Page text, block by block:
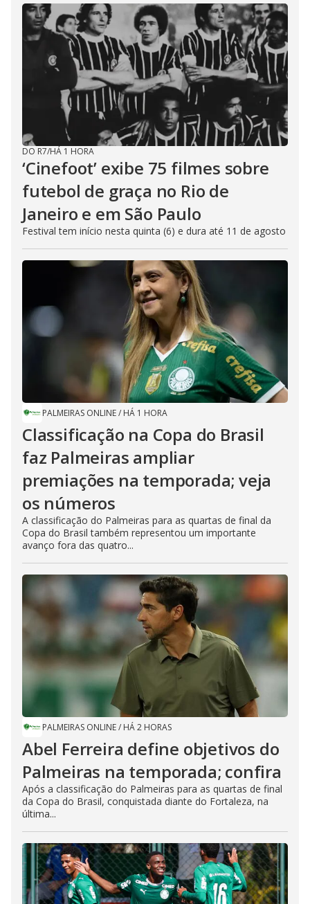
DO R7/HÁ 1 HORA
‘Cinefoot’ exibe 75 filmes sobre
futebol de graça no Rio de
Janeiro e em São Paulo
Festival tem início nesta quinta (6) e dura até 11 de agosto
PALMEIRAS ONLINE/ HÁ 1 HORA
Classificação na Copa do Brasil
faz Palmeiras ampliar
premiações na temporada; veja
os números
A classificação do Palmeiras para as quartas de final da
Copa do Brasil também representou um importante
avanço fora das quatro...
PALMEIRAS ONLINE/ HÁ 2 HORAS
Abel Ferreira define objetivos do
Palmeiras na temporada; confira
Após a classificação do Palmeiras para as quartas de final
da Copa do Brasil, conquistada diante do Fortaleza, na
última...